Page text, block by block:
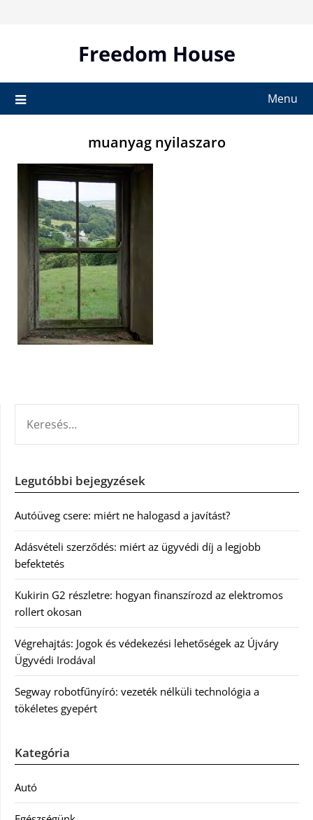
Freedom House
Menu
muanyag nyilaszaro
Legutóbbi bejegyzések
Autóüveg csere: miért ne halogasd a javítást?
Adásvételi szerződés: miért az ügyvédi díj a legjobb
befektetés
Kukirin G2 részletre: hogyan finanszírozd az elektromos
rollert okosan
Végrehajtás: Jogok és védekezési lehetőségek az Újváry
Ügyvédi Irodával
Segway robotfűnyíró: vezeték nélküli technológia a
tökéletes gyepért
Kategória
Autó